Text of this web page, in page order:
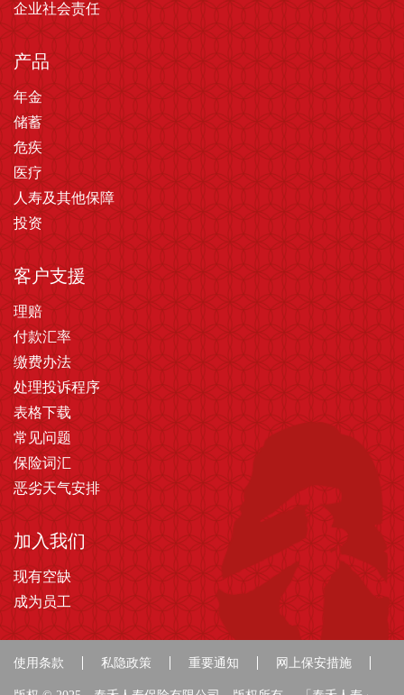
企业社会责任
产品
年金
储蓄
危疾
医疗
人寿及其他保障
投资
客户支援
理赔
付款汇率
缴费办法
处理投诉程序
表格下载
常见问题
保险词汇
恶劣天气安排
加入我们
现有空缺
成为员工
使用条款 私隐政策 重要通知 网上保安措施